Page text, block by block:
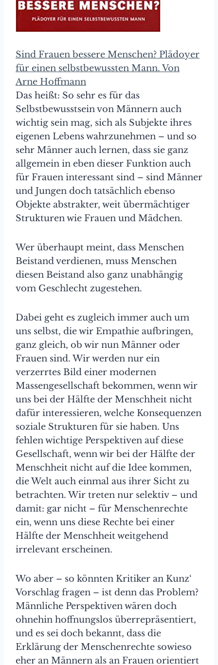
Sind Frauen bessere Menschen? Plädoyer
für einen selbstbewussten Mann. Von
Arne Hoffmann
Das heißt: So sehr es für das
Selbstbewusstsein von Männern auch
wichtig sein mag, sich als Subjekte ihres
eigenen Lebens wahrzunehmen – und so
sehr Männer auch lernen, dass sie ganz
allgemein in eben dieser Funktion auch
für Frauen interessant sind – sind Männer
und Jungen doch tatsächlich ebenso
Objekte abstrakter, weit übermächtiger
Strukturen wie Frauen und Mädchen.
Wer überhaupt meint, dass Menschen
Beistand verdienen, muss Menschen
diesen Beistand also ganz unabhängig
vom Geschlecht zugestehen.
Dabei geht es zugleich immer auch um
uns selbst, die wir Empathie aufbringen,
ganz gleich, ob wir nun Männer oder
Frauen sind. Wir werden nur ein
verzerrtes Bild einer modernen
Massengesellschaft bekommen, wenn wir
uns bei der Hälfte der Menschheit nicht
dafür interessieren, welche Konsequenzen
soziale Strukturen für sie haben. Uns
fehlen wichtige Perspektiven auf diese
Gesellschaft, wenn wir bei der Hälfte der
Menschheit nicht auf die Idee kommen,
die Welt auch einmal aus ihrer Sicht zu
betrachten. Wir treten nur selektiv – und
damit: gar nicht – für Menschenrechte
ein, wenn uns diese Rechte bei einer
Hälfte der Menschheit weitgehend
irrelevant erscheinen.
Wo aber – so könnten Kritiker an Kunz‘
Vorschlag fragen – ist denn das Problem?
Männliche Perspektiven wären doch
ohnehin hoffnungslos überrepräsentiert,
und es sei doch bekannt, dass die
Erklärung der Menschenrechte sowieso
eher an Männern als an Frauen orientiert